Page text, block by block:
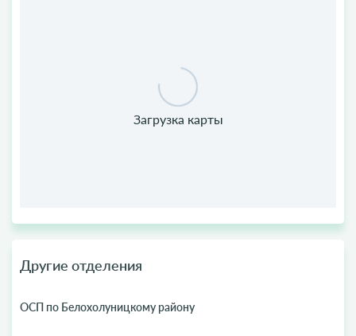
Другие отделения
ОСП по Белохолуницкому району